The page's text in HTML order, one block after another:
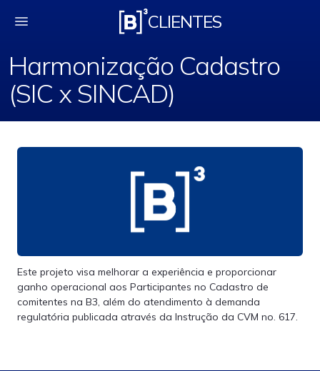
Harmonização
CLIENTES
Harmonização Cadastro
(SIC x SINCAD)
Este projeto visa melhorar a experiência e proporcionar
ganho operacional aos Participantes no Cadastro de
comitentes na B3, além do atendimento à demanda
regulatória publicada através da Instrução da CVM no. 617.